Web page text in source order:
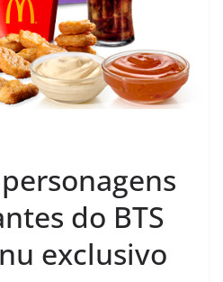
do BTS
exclusivo